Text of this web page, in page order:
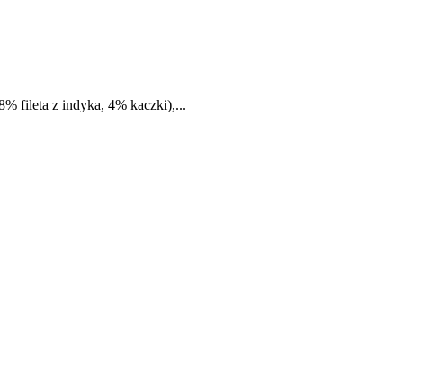
fileta z indyka, 4% kaczki),...